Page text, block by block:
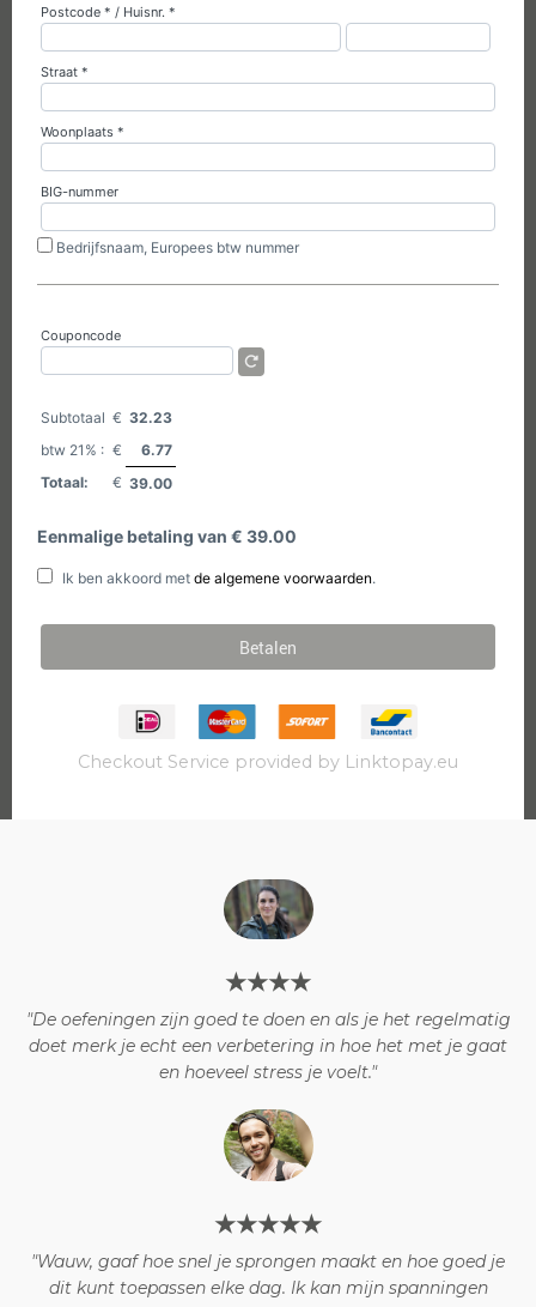
Checkout Service provided by Linktopay.eu
★★★★
"De oefeningen zijn goed te doen en als je het regelmatig
doet merk je echt een verbetering in hoe het met je gaat
en hoeveel stress je voelt."
★★★★★
"Wauw, gaaf hoe snel je sprongen maakt en hoe goed je
dit kunt toepassen elke dag. Ik kan mijn spanningen